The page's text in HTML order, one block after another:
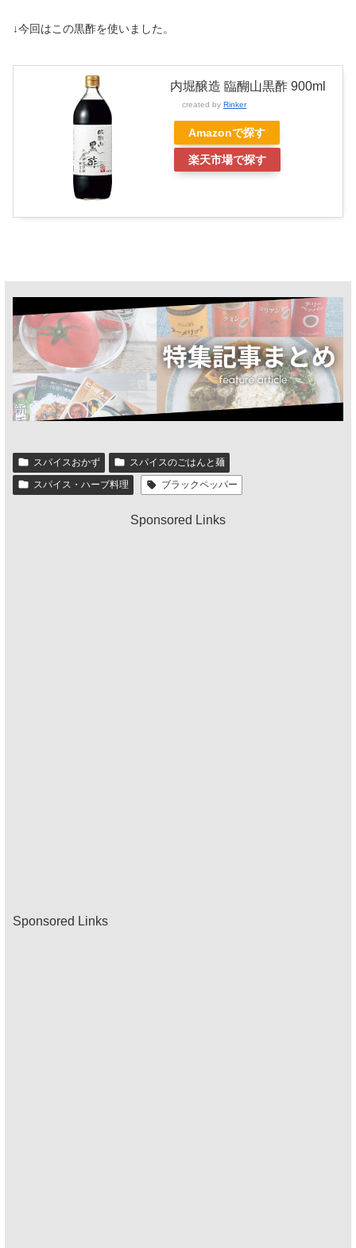
↓今回はこの黒酢を使いました。
内堀醸造 臨醐山黒酢 900ml
created by Rinker
Amazonで探す
楽天市場で探す
スパイスおかず
スパイスのごはんと麺
スパイス・ハーブ料理
ブラックペッパー
Sponsored Links
Sponsored Links